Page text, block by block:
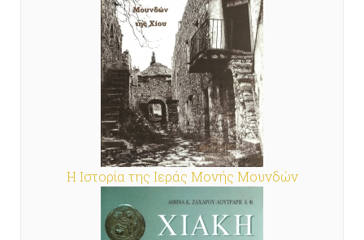
Η Ιστορία της Ιεράς Μονής Μουνδών